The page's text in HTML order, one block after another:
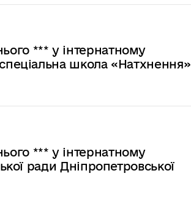
*** у інтернатному
школа «Натхнення»
*** у інтернатному
ради Дніпропетровської